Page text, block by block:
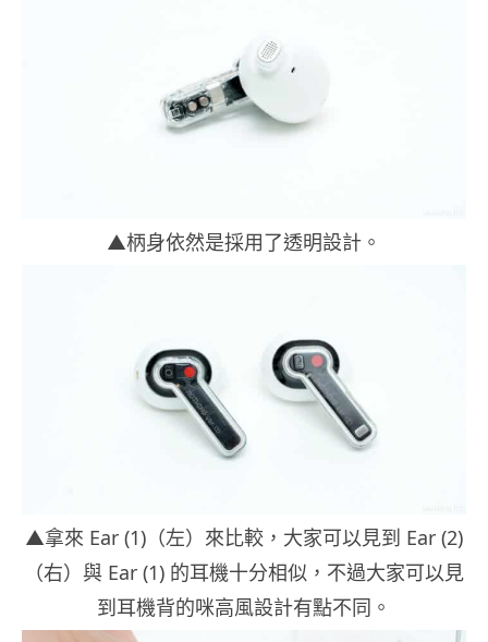
▲柄身依然是採用了透明設計。
▲拿來 Ear (1)（左）來比較，大家可以見到 Ear (2)
（右）與 Ear (1) 的耳機十分相似，不過大家可以見
到耳機背的咪高風設計有點不同。